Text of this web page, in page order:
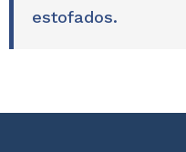
estofados.